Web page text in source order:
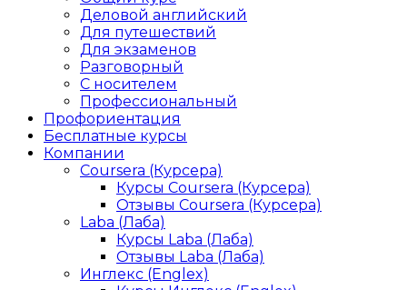
Деловой английский
Для путешествий
Для экзаменов
Разговорный
С носителем
Профессиональный
Профориентация
Бесплатные курсы
Компании
Coursera (Курсера)
Курсы Coursera (Курсера)
Отзывы Coursera (Курсера)
Laba (Лаба)
Курсы Laba (Лаба)
Отзывы Laba (Лаба)
Инглекс (Englex)